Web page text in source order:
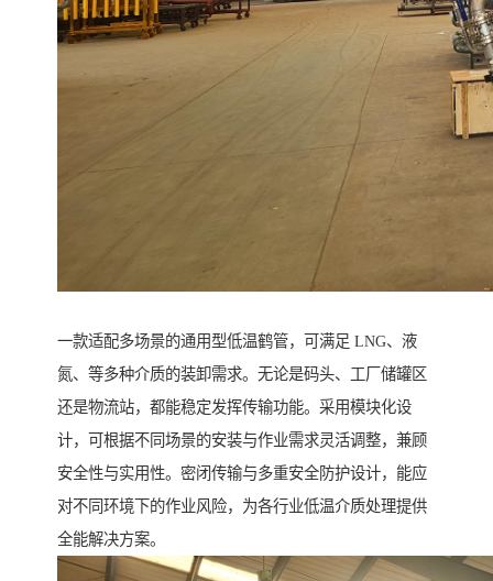
一款适配多场景的通用型低温鹤管，可满足 LNG、液
氮、等多种介质的装卸需求。无论是码头、工厂储罐区
还是物流站，都能稳定发挥传输功能。采用模块化设
计，可根据不同场景的安装与作业需求灵活调整，兼顾
安全性与实用性。密闭传输与多重安全防护设计，能应
对不同环境下的作业风险，为各行业低温介质处理提供
全能解决方案。